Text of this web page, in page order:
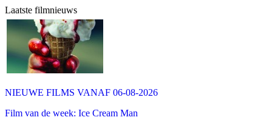
Laatste filmnieuws
NIEUWE FILMS VANAF 06-08-2026
Film van de week: Ice Cream Man